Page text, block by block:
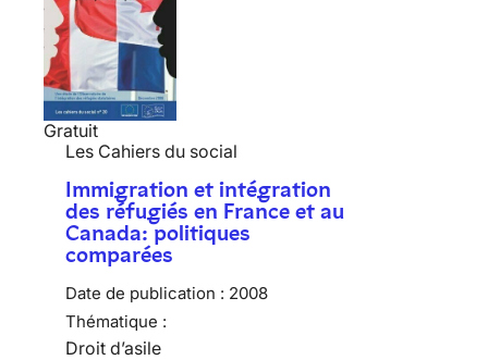
Gratuit
Les Cahiers du social
Immigration et intégration
des réfugiés en France et au
Canada: politiques
comparées
Date de publication : 2008
Thématique :
Droit d’asile